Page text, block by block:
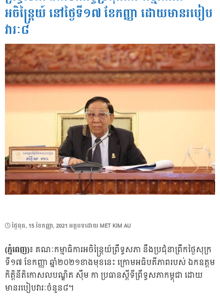
អចិន្រ្តៃយ៍ នៅថ្ងៃទី១៧ ខែកញ្ញា ដោយមានរបៀប
វារៈ៨
POSTED
ថ្ងៃ​ពុធ, 15 ខែ​កញ្ញា, 2021 អត្ថបទដោយ MET KIM AU
(ភ្នំពេញ)៖ គណៈកម្មាធិការអចិន្រ្តៃយ៍ព្រឹទ្ធសភា នឹងប្រជុំនាព្រឹកថ្ងៃសុក្រ
ទី១៧ ខែកញ្ញា ឆ្នាំ២០២១ខាងមុខនេះ ក្រោមអធិបតីភាពរបស់ ឯកឧត្តម
កិត្តិនីតិកោសលបណ្ឌិត ស៊ឹម កា ប្រធានស្តីទីព្រឹទ្ធសភាកម្ពុជា ដោយ
មានរបៀបវារៈចំនួន៨។